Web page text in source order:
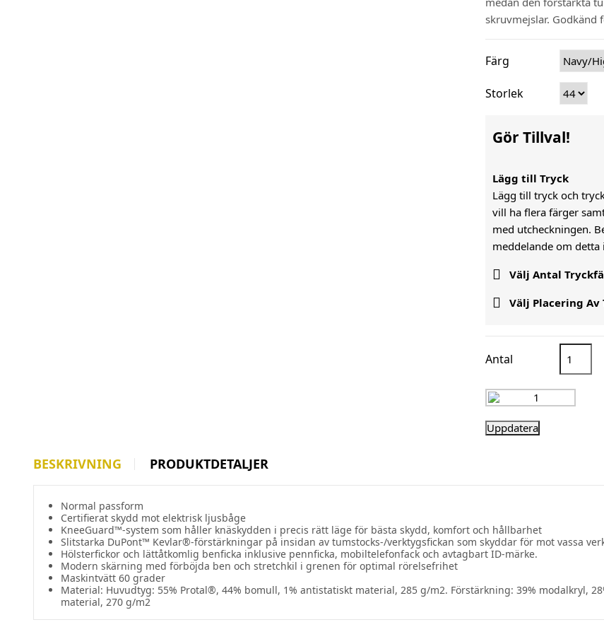
skruvmejslar. Godkänd
Färg
Storlek
Gör Tillval!
Lägg till Tryck
Lägg till tryck och
vill ha flera färger
med utcheckningen.
meddelande om detta
 Välj Antal
 Välj Placering Av
Antal
BESKRIVNING PRODUKTDETALJER
Normal passform
Certifierat skydd mot elektrisk ljusbåge
KneeGuard™-system som håller knäskydden i precis rätt läge för bästa skydd, komfort och hållbarhet
Slitstarka DuPont™ Kevlar®-förstärkningar på insidan av tumstocks-/verktygsfickan som skyddar för mot vassa
Hölsterfickor och lättåtkomlig benficka inklusive pennficka, mobiltelefonfack och avtagbart ID-märke.
Modern skärning med förböjda ben och stretchkil i grenen för optimal rörelsefrihet
Maskintvätt 60 grader
Material: Huvudtyg: 55% Protal®, 44% bomull, 1% antistatiskt material, 285 g/m2. Förstärkning: 39% modalkryl,
material, 270 g/m2